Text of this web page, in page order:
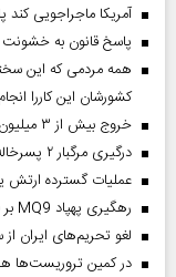
آمریکا ماجراجویی
پاسخ قانون به خشونت
همه مردمی که این
کشورشان این کاررا
خروج بیش از ۳ میلیون زائر از تمام مرز‌های کشور
درگیری مرگبار ۲ پسرخاله در پارک
عملیات گسترده ارتش
رهگیری پهپاد MQ9 بر فراز تنگه هرمز
لغو تحریم‌های ایران
در کمین تروریست‌ها